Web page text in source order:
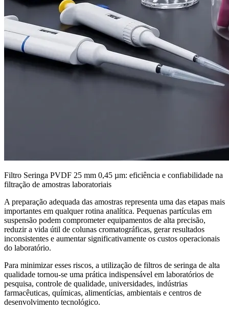
Filtro Seringa PVDF 25 mm 0,45 µm: eficiência e confiabilidade na
filtração de amostras laboratoriais
A preparação adequada das amostras representa uma das etapas mais
importantes em qualquer rotina analítica. Pequenas partículas em
suspensão podem comprometer equipamentos de alta precisão,
reduzir a vida útil de colunas cromatográficas, gerar resultados
inconsistentes e aumentar significativamente os custos operacionais
do laboratório.
Para minimizar esses riscos, a utilização de filtros de seringa de alta
qualidade tornou-se uma prática indispensável em laboratórios de
pesquisa, controle de qualidade, universidades, indústrias
farmacêuticas, químicas, alimentícias, ambientais e centros de
desenvolvimento tecnológico.